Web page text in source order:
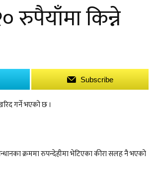
रुपैयाँमा किन्ने
Subscribe
गर्ने भएको छ ।
क्रममा रुपन्देहीमा भेटिएका कीरा सलह नै भएको